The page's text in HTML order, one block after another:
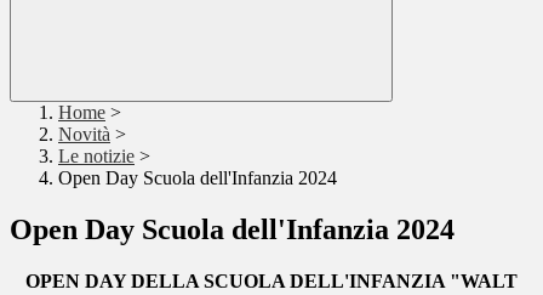
Home >
Novità >
Le notizie >
Open Day Scuola dell'Infanzia 2024
Open Day Scuola dell'Infanzia 2024
OPEN DAY DELLA SCUOLA DELL'INFANZIA "WALT